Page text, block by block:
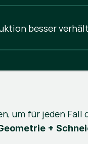
besser
um für jeden Fall
+